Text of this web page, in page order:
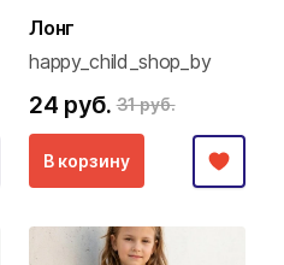
Лонг
happy_child_shop_by
24 руб. 31 руб.
В корзину